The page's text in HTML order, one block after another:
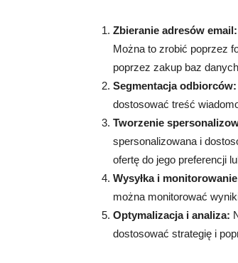
Zbieranie adresów email:
Można to zrobić poprzez
poprzez zakup baz
Segmentacja odbiorców:
dostosować treść
Tworzenie
spersonalizowana i
ofertę do jego preferencji
Wysyłka i
można monitorować
Optymalizacja i analiza:
dostosować strategię i